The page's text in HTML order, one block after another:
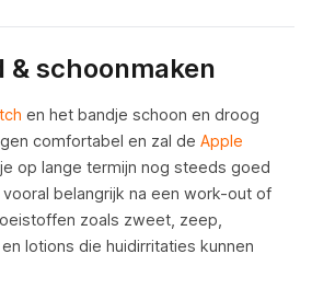
& schoonmaken
en het bandje schoon en droog
comfortabel en zal de Apple
op lange termijn nog steeds goed
belangrijk na een work-out of
zoals zweet, zeep,
lotions die huidirritaties kunnen